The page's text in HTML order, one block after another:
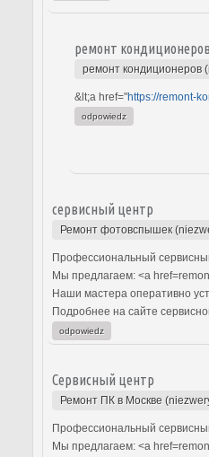
ремонт
ремонт кондиционеров
&lt;a href="https://remont-
odpowiedz
сервисный центр
Ремонт фотовспышек
Профессиональный
Мы предлагаем: <a
Наши мастера оперативно
Подробнее на сайте
odpowiedz
Сервисный центр
Ремонт ПК в Москве
Профессиональный
Мы предлагаем: <a